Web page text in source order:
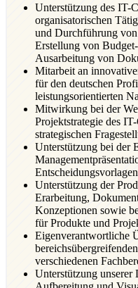
Unterstützung des IT-
organisatorischen
und Durchführung
Erstellung von
Ausarbeitung von
Mitarbeit an
für den deutschen
leistungsorientierten
Mitwirkung bei der
Projektstrategie des
strategischen
Unterstützung bei der
Unterstützung der
Erarbeitung,
Konzeptionen sowie
für Produkte und
Eigenverantwortliche
verschiedenen
Unterstützung unserer